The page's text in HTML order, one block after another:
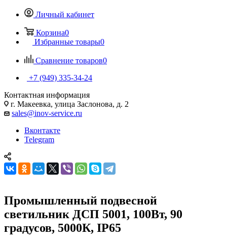
Личный кабинет
Корзина0
Избранные товары0
Сравнение товаров0
+7 (949) 335-34-24
Контактная информация
г. Макеевка, улица Заслонова, д. 2
sales@inov-service.ru
Вконтакте
Telegram
Промышленный подвесной
светильник ДСП 5001, 100Вт, 90
градусов, 5000К, IP65